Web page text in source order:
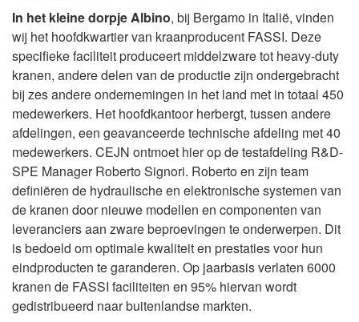
In het kleine dorpje Albino, bij Bergamo in Italië, vinden
wij het hoofdkwartier van kraanproducent FASSI. Deze
specifieke faciliteit produceert middelzware tot heavy-duty
kranen, andere delen van de productie zijn ondergebracht
bij zes andere ondernemingen in het land met in totaal 450
medewerkers. Het hoofdkantoor herbergt, tussen andere
afdelingen, een geavanceerde technische afdeling met 40
medewerkers. CEJN ontmoet hier op de testafdeling R&D-
SPE Manager Roberto Signori. Roberto en zijn team
definiëren de hydraulische en elektronische systemen van
de kranen door nieuwe modellen en componenten van
leveranciers aan zware beproevingen te onderwerpen. Dit
is bedoeld om optimale kwaliteit en prestaties voor hun
eindproducten te garanderen. Op jaarbasis verlaten 6000
kranen de FASSI faciliteiten en 95% hiervan wordt
gedistribueerd naar buitenlandse markten.